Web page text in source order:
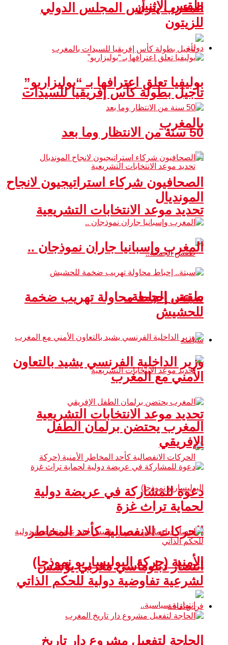
طقس الإثنين
تأجيل بطولة كأس إفريقيا للسيدات
بالمغرب
تحديد موعد الانتخابات التشريعية
طقس الجمعة..
سياسة
تحديد موعد الانتخابات التشريعية
الحركات الانفصالية كأحد المخاطر
الأمنية (حركة البوليساريو نموذجا)
المغرب يترأس المجلس الدولي
للزيتون
دولية
بوليفيا تعلق اعترافها بـ “بوليزاريو”
50 سنة من الانتظار وما بعد
الصحافيون شركاء استراتيجيون لانجاح
المونديال
المغرب وإسبانيا جاران نموذجان ..
سبتة.. إحباط محاولة تهريب ضخمة
للحشيش
وزير الداخلية الفرنسي يشيد بالتعاون
الأمني مع المغرب
المغرب يحتضن برلمان الطفل
الإفريقي
دعوة للمشاركة في عريضة دولية
لحماية تراث غزة
انتصار دبلوماسي مغربي يؤسس
لشرعية تفاوضية دولية للحكم الذاتي
فن و ثقافة
الحاجة لتفعيل مشروع دار تاريخ